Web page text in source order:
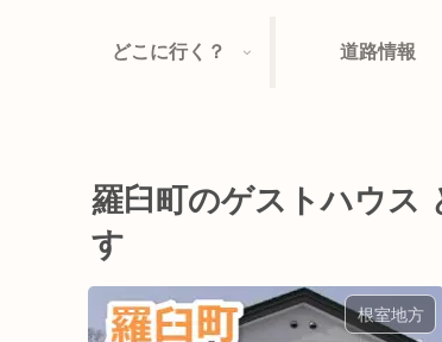
どこに行く？ 道路情報
羅臼町のゲストハウス
す
根室地方